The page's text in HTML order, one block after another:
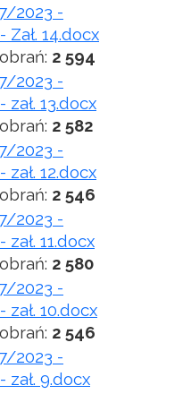
2023 -
14.docx
2 594
2023 -
13.docx
2 582
2023 -
12.docx
2 546
2023 -
11.docx
2 580
2023 -
10.docx
2 546
2023 -
9.docx